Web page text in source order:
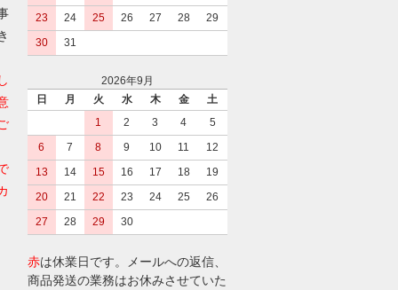
23
24 25 26 27 28
29
30
31
2026年9月
日
月 火 水 木 金
土
1
2 3 4
5
6
7 8 9 10 11
12
13
14 15 16 17 18
19
20
21 22 23 24 25
26
27
28 29 30
赤は休業日です。メールへの返信、
商品発送の業務はお休みさせていた